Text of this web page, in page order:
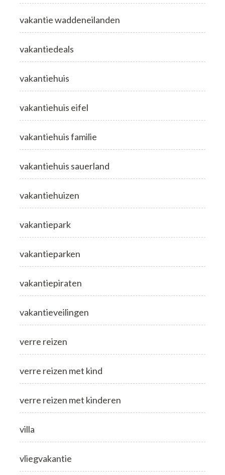
vakantie waddeneilanden
vakantiedeals
vakantiehuis
vakantiehuis eifel
vakantiehuis familie
vakantiehuis sauerland
vakantiehuizen
vakantiepark
vakantieparken
vakantiepiraten
vakantieveilingen
verre reizen
verre reizen met kind
verre reizen met kinderen
villa
vliegvakantie